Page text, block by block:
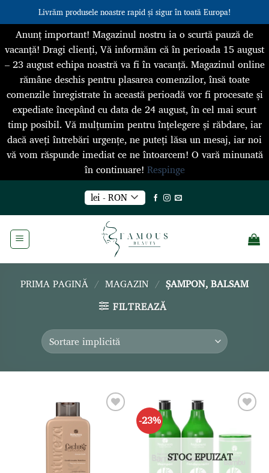
Livrăm produsele noastre rapid și sigur în toată Europa!
Anunț important! Magazinul nostru ia o scurtă pauză de
vacanță! Dragi clienți, Vă informăm că în perioada 15 august
– 23 august echipa noastră va fi în vacanță. Magazinul online
rămâne deschis pentru plasarea comenzilor, însă toate
comenzile înregistrate în această perioadă vor fi procesate și
expediate începând cu data de 24 august, în cel mai scurt
timp posibil. Vă mulțumim pentru înțelegere și răbdare, iar
dacă aveți întrebări urgențe, ne puteți lăsa un mesaj, iar noi
vă vom răspunde imediat ce ne întoarcem! O vară minunată
în continuare! Respinge
content
lei - RON
PRIMA PAGINĂ / MAGAZIN / ȘAMPON, BALSAM
FILTREAZĂ
-23%
de
dorințe
STOC EPUIZAT